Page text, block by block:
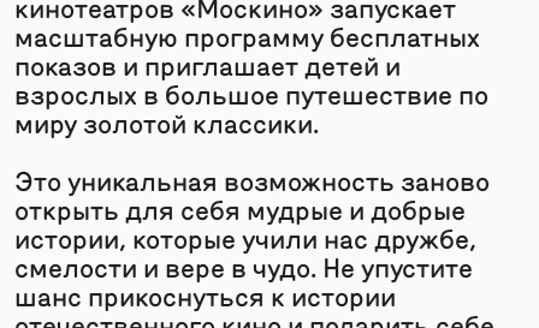
масштабную программу бесплатных
показов и приглашает детей и
взрослых в большое путешествие по
миру золотой классики.
Это уникальная возможность заново
открыть для себя мудрые и добрые
истории, которые учили нас дружбе,
смелости и вере в чудо. Не упустите
шанс прикоснуться к истории